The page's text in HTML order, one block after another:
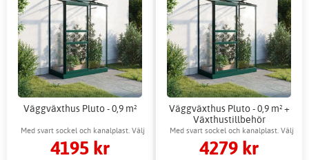
Väggväxthus Pluto - 0,9 m²
Med svart sockel och kanalplast. Välj
mellan grön och svart ram.
4195 kr
Väggväxthus Pluto - 0,9 m² +
Växthustillbehör
Med svart sockel och kanalplast. Välj
mellan grön och svart ram.
4279 kr